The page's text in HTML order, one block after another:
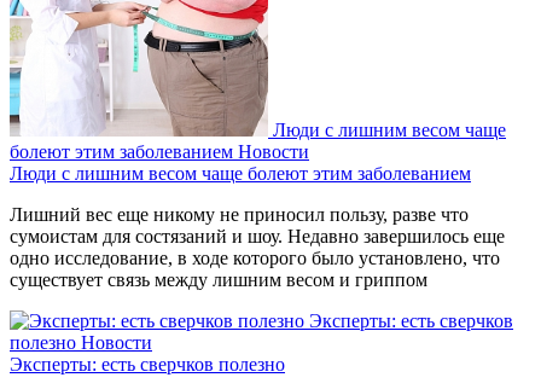
Люди с лишним весом чаще
болеют этим заболеванием Новости
Люди с лишним весом чаще болеют этим заболеванием
Лишний вес еще никому не приносил пользу, разве что
сумоистам для состязаний и шоу. Недавно завершилось еще
одно исследование, в ходе которого было установлено, что
существует связь между лишним весом и гриппом
Эксперты: есть сверчков
полезно Новости
Эксперты: есть сверчков полезно